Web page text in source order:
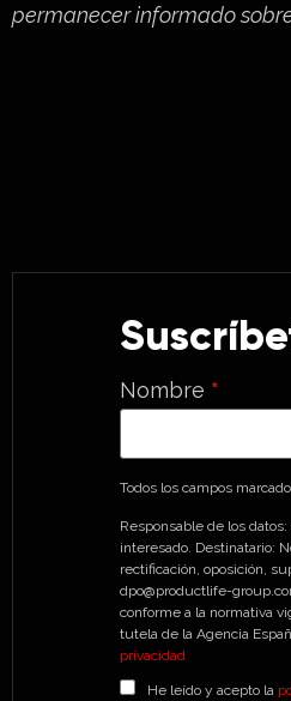
permanecer informado
Nombre *
Todos los campos
Responsable de los
interesado. Destinatario:
rectificación, oposición,
dpo@productlife-
conforme a la normativa
tutela de la Agencia
privacidad
He leído y acepto la